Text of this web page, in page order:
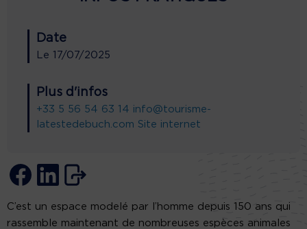
Date
Le 17/07/2025
Plus d'infos
+33 5 56 54 63 14 info@tourisme-
latestedebuch.com Site internet
C’est un espace modelé par l’homme depuis 150 ans qui
rassemble maintenant de nombreuses espèces animales